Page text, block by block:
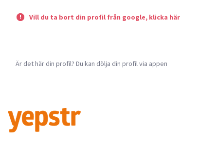
Vill du ta bort din profil från google, klicka här
Är det här din profil? Du kan dölja din profil via appen